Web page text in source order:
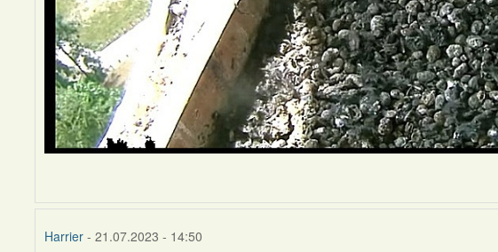
Harrier - 21.07.2023 - 14:50